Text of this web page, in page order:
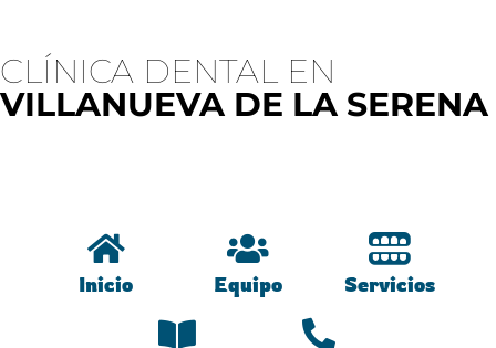
CLÍNICA DENTAL EN
VILLANUEVA DE LA SERENA
Inicio Equipo Servicios